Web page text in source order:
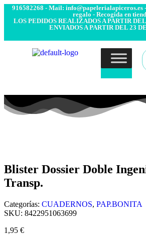
916582268 - Mail: info@papelerialapiceros.es
regalo - Recogida en
LOS PEDIDOS REALIZADOS A PARTIR
ENVIADOS A PARTIR DEL 23
Blister Dossier Doble
Transp.
Categorías: CUADERNOS, PAP.BONITA
SKU: 8422951063699
1,95 €